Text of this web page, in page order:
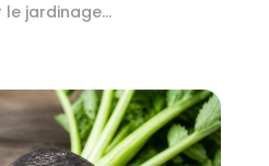
jardinage...